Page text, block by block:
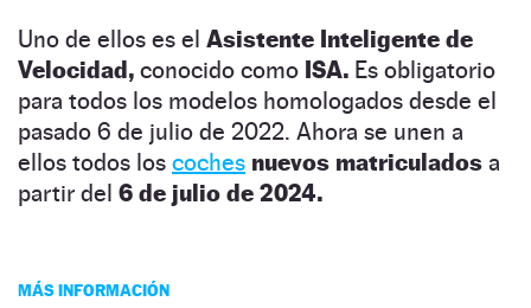
Uno de ellos es el Asistente Inteligente de
Velocidad, conocido como ISA. Es obligatorio
para todos los modelos homologados desde el
pasado 6 de julio de 2022. Ahora se unen a
ellos todos los coches nuevos matriculados a
partir del 6 de julio de 2024.
MÁS INFORMACIÓN